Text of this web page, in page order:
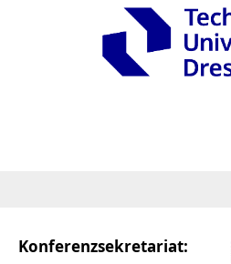
Konferenzsekretariat: